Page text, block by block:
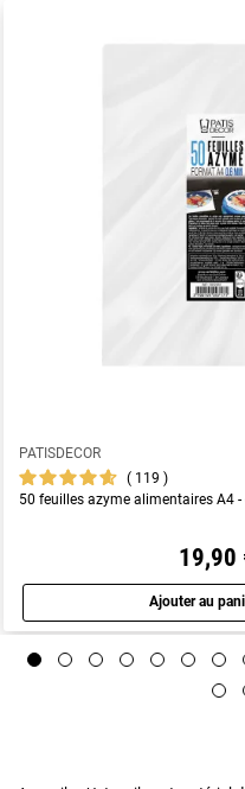
PATISDECOR
119
50 feuilles azyme alimentaires A4
19,90
Ajouter au